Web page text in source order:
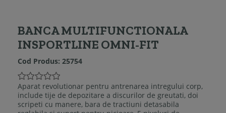
BANCA MULTIFUNCTIONALA
INSPORTLINE OMNI-FIT
Cod Produs: 25754
Aparat revolutionar pentru antrenarea intregului corp,
include tije de depozitare a discurilor de greutati, doi
scripeti cu manere, bara de tractiuni detasabila